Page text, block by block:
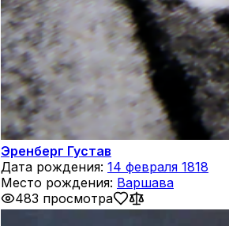
Эренберг Густав
Дата рождения: 14 февраля 1818
Место рождения: Варшава
483 просмотра